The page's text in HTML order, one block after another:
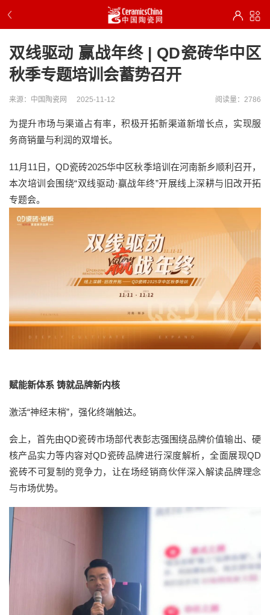
双线驱动 赢战年终 | QD瓷砖华中区
秋季专题培训会蓄势召开
来源：中国陶瓷网 2025-11-12 阅读量：2786
为提升市场与渠道占有率，积极开拓新渠道新增长点，实现服
务商销量与利润的双增长。
11月11日，QD瓷砖2025华中区秋季培训在河南新乡顺利召开，
本次培训会围绕“双线驱动·赢战年终”开展线上深耕与旧改开拓
专题会。
赋能新体系 铸就品牌新内核
激活“神经末梢”，强化终端触达。
会上，首先由QD瓷砖市场部代表彭志强围绕品牌价值输出、硬
核产品实力等内容对QD瓷砖品牌进行深度解析，全面展现QD
瓷砖不可复制的竞争力，让在场经销商伙伴深入解读品牌理念
与市场优势。